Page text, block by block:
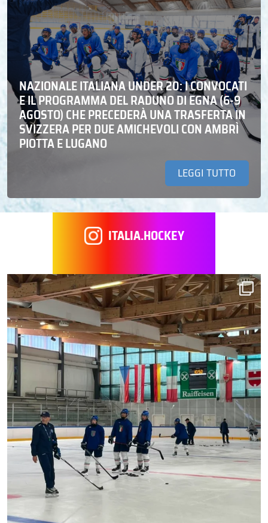
NAZIONALE ITALIANA UNDER 20: I CONVOCATI
E IL PROGRAMMA DEL RADUNO DI EGNA (6-9
AGOSTO) CHE PRECEDERÀ UNA TRASFERTA IN
SVIZZERA PER DUE AMICHEVOLI CON AMBRÌ
PIOTTA E LUGANO
LEGGI TUTTO
ITALIA.HOCKEY